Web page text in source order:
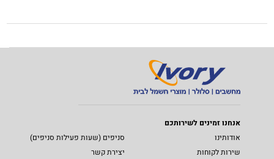
אנחנו זמינים לשירותכם
אודותינו
סניפים (שעות פעילות סניפים)
שירות לקוחות
יצירת קשר